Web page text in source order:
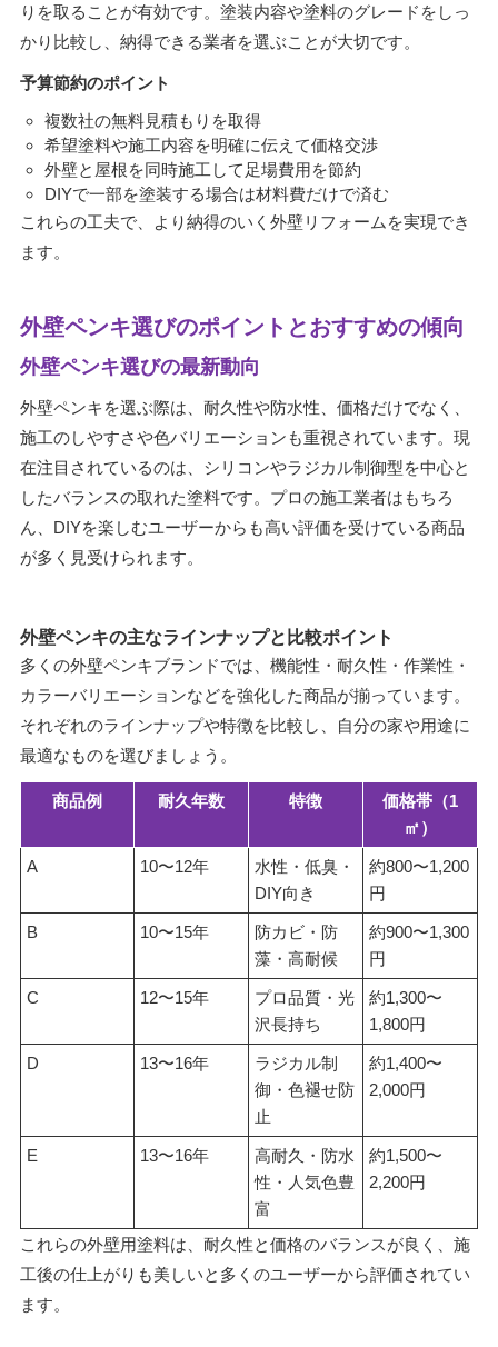
りを取ることが有効です。塗装内容や塗料のグレードをしっ
かり比較し、納得できる業者を選ぶことが大切です。
予算節約のポイント
複数社の無料見積もりを取得
希望塗料や施工内容を明確に伝えて価格交渉
外壁と屋根を同時施工して足場費用を節約
DIYで一部を塗装する場合は材料費だけで済む
これらの工夫で、より納得のいく外壁リフォームを実現でき
ます。
外壁ペンキ選びのポイントとおすすめの傾向
外壁ペンキ選びの最新動向
外壁ペンキを選ぶ際は、耐久性や防水性、価格だけでなく、
施工のしやすさや色バリエーションも重視されています。現
在注目されているのは、シリコンやラジカル制御型を中心と
したバランスの取れた塗料です。プロの施工業者はもちろ
ん、DIYを楽しむユーザーからも高い評価を受けている商品
が多く見受けられます。
外壁ペンキの主なラインナップと比較ポイント
多くの外壁ペンキブランドでは、機能性・耐久性・作業性・
カラーバリエーションなどを強化した商品が揃っています。
それぞれのラインナップや特徴を比較し、自分の家や用途に
最適なものを選びましょう。
商品例 耐久年数 特徴
価格帯（1
㎡）
A 10〜12年
水性・低臭・
DIY向き
約800〜1,200
円
B 10〜15年
防カビ・防
藻・高耐候
約900〜1,300
円
C 12〜15年
プロ品質・光
沢長持ち
約1,300〜
1,800円
D 13〜16年
ラジカル制
御・色褪せ防
止
約1,400〜
2,000円
E 13〜16年
高耐久・防水
性・人気色豊
富
約1,500〜
2,200円
これらの外壁用塗料は、耐久性と価格のバランスが良く、施
工後の仕上がりも美しいと多くのユーザーから評価されてい
ます。